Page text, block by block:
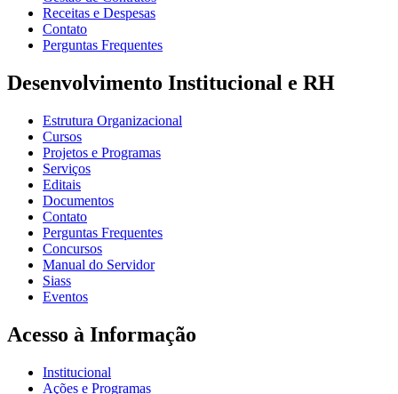
Receitas e Despesas
Contato
Perguntas Frequentes
Desenvolvimento Institucional e RH
Estrutura Organizacional
Cursos
Projetos e Programas
Serviços
Editais
Documentos
Contato
Perguntas Frequentes
Concursos
Manual do Servidor
Siass
Eventos
Acesso à Informação
Institucional
Ações e Programas